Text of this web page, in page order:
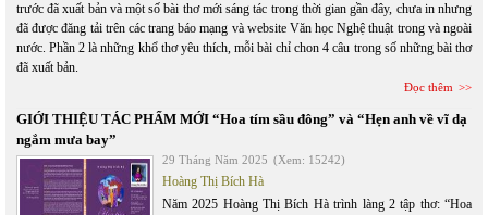
trước đã xuất bản và một số bài thơ mới sáng tác trong thời gian gần đây, chưa in nhưng
đã được đăng tải trên các trang báo mạng và website Văn học Nghệ thuật trong và ngoài
nước. Phần 2 là những khổ thơ yêu thích, mỗi bài chỉ chon 4 câu trong số những bài thơ
đã xuất bản.
Đọc thêm
GIỚI THIỆU TÁC PHẨM MỚI “Hoa tím sầu đông” và “Hẹn anh về vĩ dạ
ngắm mưa bay”
29 Tháng Năm 2025 (Xem: 15242)
Hoàng Thị Bích Hà
Năm 2025 Hoàng Thị Bích Hà trình làng 2 tập thơ: “Hoa